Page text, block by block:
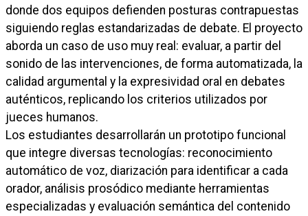
donde dos equipos defienden posturas contrapuestas
siguiendo reglas estandarizadas de debate. El proyecto
aborda un caso de uso muy real: evaluar, a partir del
sonido de las intervenciones, de forma automatizada, la
calidad argumental y la expresividad oral en debates
auténticos, replicando los criterios utilizados por
jueces humanos.
Los estudiantes desarrollarán un prototipo funcional
que integre diversas tecnologías: reconocimiento
automático de voz, diarización para identificar a cada
orador, análisis prosódico mediante herramientas
especializadas y evaluación semántica del contenido